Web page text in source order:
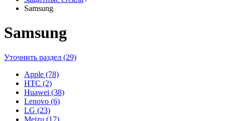
Samsung
Samsung
Уточнить раздел (29)
Apple (78)
HTC (2)
Huawei (38)
Lenovo (6)
LG (23)
Meizu (17)